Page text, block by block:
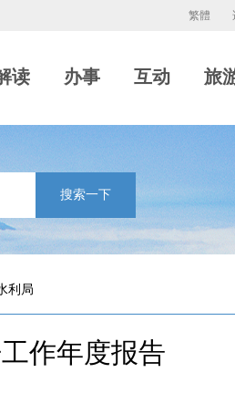
繁體
读 办事 互动 旅
搜索一下
利局
作年度报告